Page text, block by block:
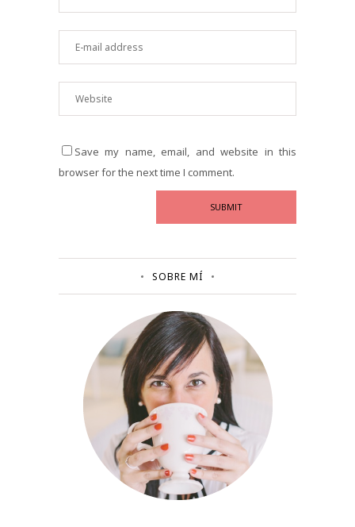
Save my name, email, and website in this
browser for the next time I comment.
SOBRE MÍ